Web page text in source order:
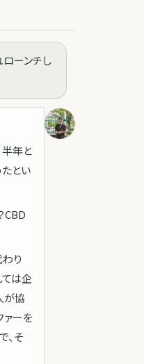
ローンチし
半年と
とい
CBD
り
ては企
が協
ァーを
、そ